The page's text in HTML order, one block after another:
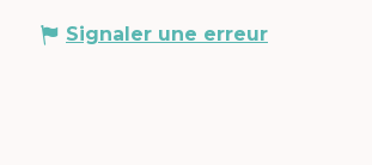
Signaler une erreur